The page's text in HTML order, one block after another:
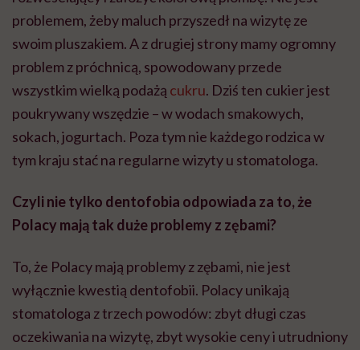
problemem, żeby maluch przyszedł na wizytę ze
swoim pluszakiem. A z drugiej strony mamy ogromny
problem z próchnicą, spowodowany przede
wszystkim wielką podażą cukru. Dziś ten cukier jest
poukrywany wszędzie – w wodach smakowych,
sokach, jogurtach. Poza tym nie każdego rodzica w
tym kraju stać na regularne wizyty u stomatologa.
Czyli nie tylko dentofobia odpowiada za to, że
Polacy mają tak duże problemy z zębami?
To, że Polacy mają problemy z zębami, nie jest
wyłącznie kwestią dentofobii. Polacy unikają
stomatologa z trzech powodów: zbyt długi czas
oczekiwania na wizytę, zbyt wysokie ceny i utrudniony